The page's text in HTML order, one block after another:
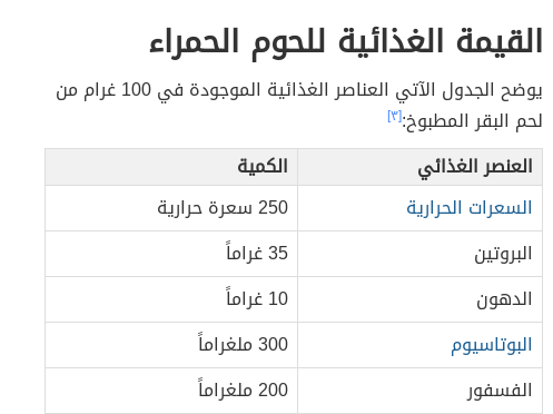
القيمة الغذائية للحوم الحمراء
يوضح الجدول الآتي العناصر الغذائية الموجودة في 100 غرام من
لحم البقر المطبوخ:[٣]
العنصر الغذائي
الكمية
السعرات الحرارية
250 سعرة حرارية
البروتين
35 غراماً
الدهون
10 غراماً
البوتاسيوم
300 ملغراماً
الفسفور
200 ملغراماً